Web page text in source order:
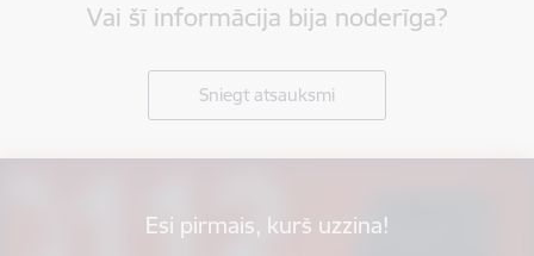
Vai šī informācija bija noderīga?
Sniegt atsauksmi
Esi pirmais, kurš uzzina!